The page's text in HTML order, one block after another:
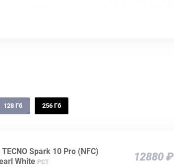
128 Гб 256 Гб
Spark 10 Pro (NFC)
White РСТ 12880 ₽